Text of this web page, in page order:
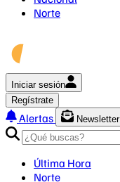
Norte
Iniciar sesión
Regístrate
Alertas
Newsletter
Última Hora
Norte